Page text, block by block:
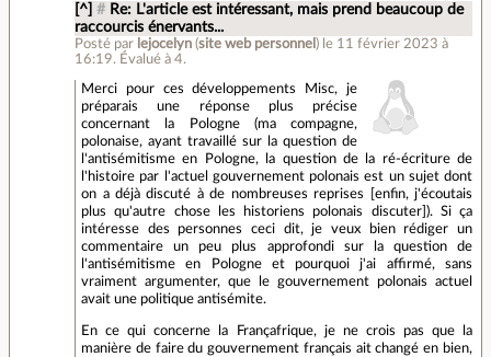
[^] # Re: L'article est intéressant, mais prend beaucoup de
raccourcis énervants...
Posté par lejocelyn (site web personnel ) le 11 février 2023 à
16:19. Évalué à4.
Merci pour ces développements Misc, je
préparais une réponse plus précise
concernant la Pologne (ma compagne,
polonaise, ayant travaillé sur la question de
l'antisémitisme en Pologne, la question de la ré-écriture de
l'histoire par l'actuel gouvernement polonais est un sujet dont
on a déjà discuté à de nombreuses reprises [enfin, j'écoutais
plus qu'autre chose les historiens polonais discuter]). Si ça
intéresse des personnes ceci dit, je veux bien rédiger un
commentaire un peu plus approfondi sur la question de
l'antisémitisme en Pologne et pourquoi j'ai affirmé, sans
vraiment argumenter, que le gouvernement polonais actuel
avait une politique antisémite.
En ce qui concerne la Françafrique, je ne crois pas que la
manière de faire du gouvernement français ait changé en bien,